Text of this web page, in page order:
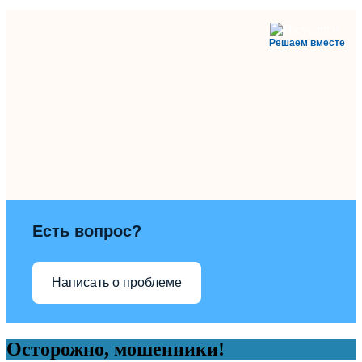
Решаем вместе
Есть вопрос?
Написать о проблеме
Осторожно, мошенники!